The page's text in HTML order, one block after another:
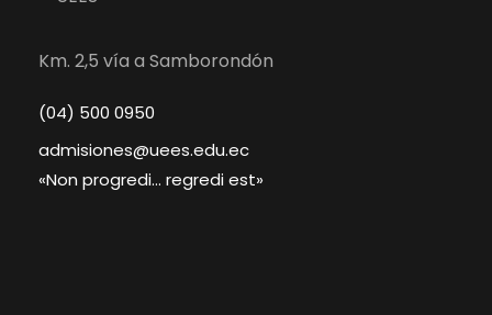
Km. 2,5 vía a Samborondón
(04) 500 0950
admisiones@uees.edu.ec
«Non progredi… regredi est»